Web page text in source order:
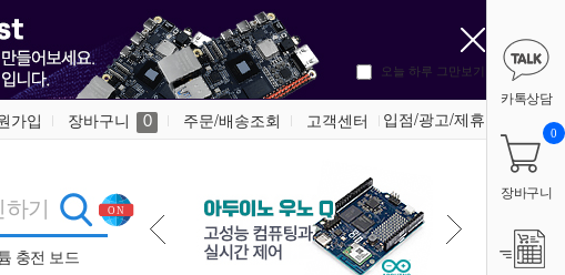
오늘 하루 그만보기
가입 장바구니 0 주문/배송조회 고객센터 입점/광고/제휴
충전 보드
카톡상담
장바구니
0